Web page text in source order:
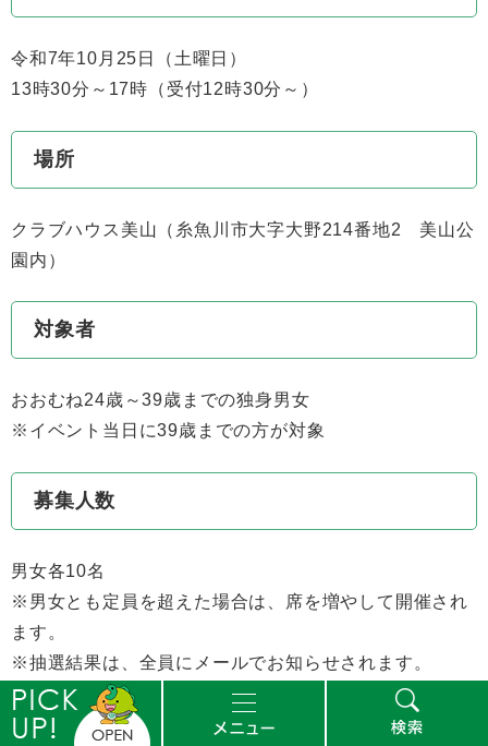
令和7年10月25日（土曜日）
13時30分～17時（受付12時30分～）
場所
​クラブハウス美山（糸魚川市大字大野214番地2 美山公
園内）
対象者
おおむね24歳～39歳までの独身男女
※イベント当日に39歳までの方が対象
募集人数
男女各10名
※男女とも定員を超えた場合は、席を増やして開催され
ます。
※抽選結果は、全員にメールでお知らせされます。
※男性は10月11日（土曜日）の事前セミナー参加者が優
先されます。